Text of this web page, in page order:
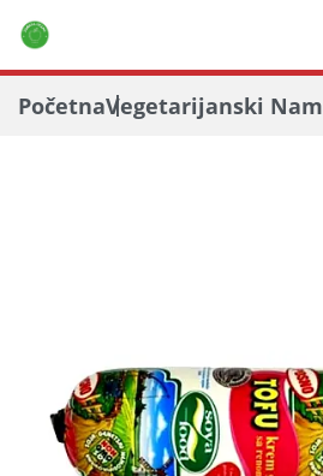
PočetnaVegetarijanski